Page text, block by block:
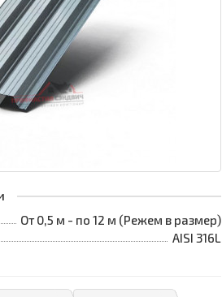
От 0,5 м - по 12 м (Режем в размер)
AISI 316L